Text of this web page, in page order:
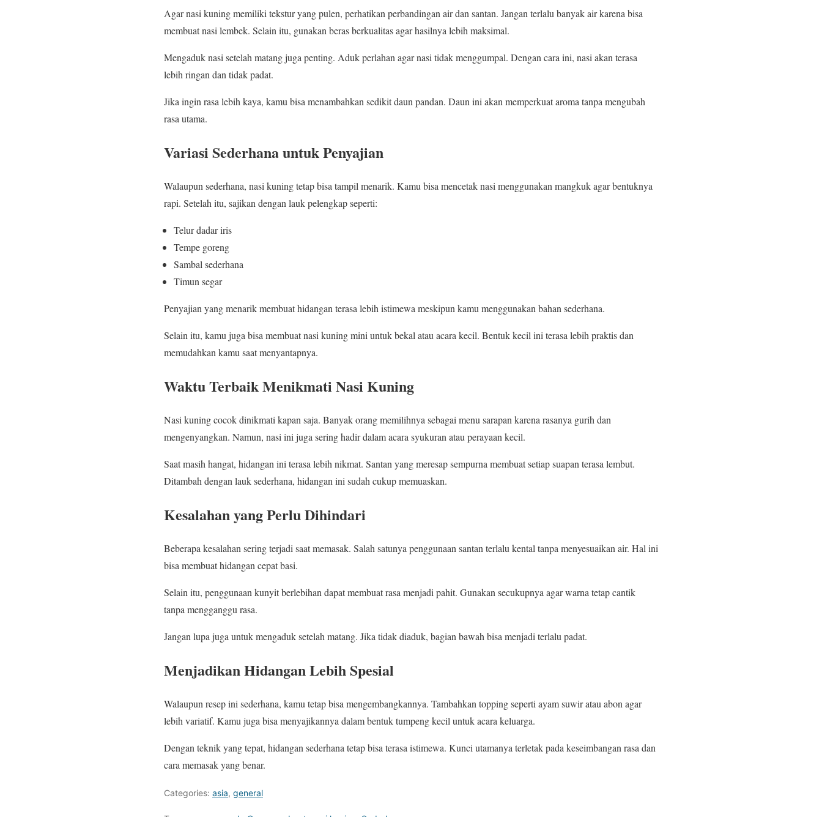
Agar nasi kuning memiliki tekstur yang pulen, perhatikan perbandingan air dan santan. Jangan terlalu banyak air karena bisa
membuat nasi lembek. Selain itu, gunakan beras berkualitas agar hasilnya lebih maksimal.
Mengaduk nasi setelah matang juga penting. Aduk perlahan agar nasi tidak menggumpal. Dengan cara ini, nasi akan terasa
lebih ringan dan tidak padat.
Jika ingin rasa lebih kaya, kamu bisa menambahkan sedikit daun pandan. Daun ini akan memperkuat aroma tanpa mengubah
rasa utama.
Variasi Sederhana untuk Penyajian
Walaupun sederhana, nasi kuning tetap bisa tampil menarik. Kamu bisa mencetak nasi menggunakan mangkuk agar bentuknya
rapi. Setelah itu, sajikan dengan lauk pelengkap seperti:
Telur dadar iris
Tempe goreng
Sambal sederhana
Timun segar
Penyajian yang menarik membuat hidangan terasa lebih istimewa meskipun kamu menggunakan bahan sederhana.
Selain itu, kamu juga bisa membuat nasi kuning mini untuk bekal atau acara kecil. Bentuk kecil ini terasa lebih praktis dan
memudahkan kamu saat menyantapnya.
Waktu Terbaik Menikmati Nasi Kuning
Nasi kuning cocok dinikmati kapan saja. Banyak orang memilihnya sebagai menu sarapan karena rasanya gurih dan
mengenyangkan. Namun, nasi ini juga sering hadir dalam acara syukuran atau perayaan kecil.
Saat masih hangat, hidangan ini terasa lebih nikmat. Santan yang meresap sempurna membuat setiap suapan terasa lembut.
Ditambah dengan lauk sederhana, hidangan ini sudah cukup memuaskan.
Kesalahan yang Perlu Dihindari
Beberapa kesalahan sering terjadi saat memasak. Salah satunya penggunaan santan terlalu kental tanpa menyesuaikan air. Hal ini
bisa membuat hidangan cepat basi.
Selain itu, penggunaan kunyit berlebihan dapat membuat rasa menjadi pahit. Gunakan secukupnya agar warna tetap cantik
tanpa mengganggu rasa.
Jangan lupa juga untuk mengaduk setelah matang. Jika tidak diaduk, bagian bawah bisa menjadi terlalu padat.
Menjadikan Hidangan Lebih Spesial
Walaupun resep ini sederhana, kamu tetap bisa mengembangkannya. Tambahkan topping seperti ayam suwir atau abon agar
lebih variatif. Kamu juga bisa menyajikannya dalam bentuk tumpeng kecil untuk acara keluarga.
Dengan teknik yang tepat, hidangan sederhana tetap bisa terasa istimewa. Kunci utamanya terletak pada keseimbangan rasa dan
cara memasak yang benar.
Categories: asia, general